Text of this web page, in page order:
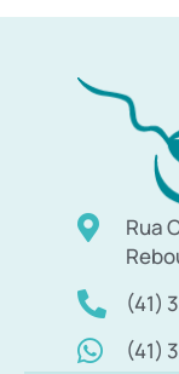
Rua
(41)
(41)